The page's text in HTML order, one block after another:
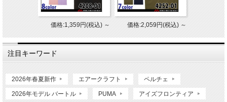
価格:1,359円(税込)～ 価格:2,059円(税込)～
注目キーワード
2026年春夏新作 エアークラフト ペルチェ
2026年モデル バートル PUMA アイズフロンティア